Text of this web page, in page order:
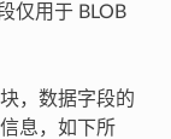
仅用于 BLOB
，数据字段的
息，如下所